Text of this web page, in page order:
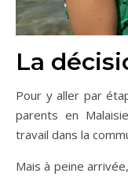
La
Pour y aller par
parents en
travail dans la
Mais à peine